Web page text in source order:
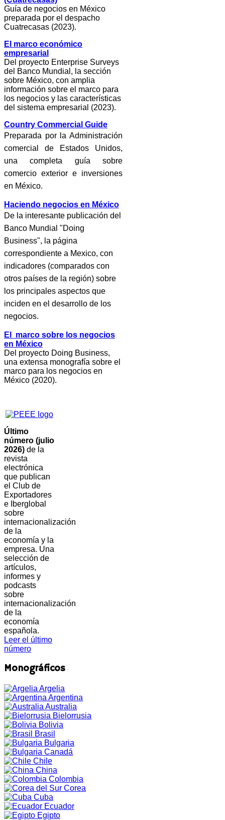
Guía de negocios en México
preparada por el despacho
Cuatrecasas (2023).
El marco económico
empresarial
Del proyecto Enterprise Surveys
del Banco Mundial, la sección
sobre México, con amplia
información sobre el marco para
los negocios y las características
del sistema empresarial (2023).
Country Commercial Guide
Preparada por la Administración
comercial de Estados Unidos,
una completa guía sobre
comercio exterior e inversiones
en México.
Haciendo negocios en México
De la interesante publicación del
Banco Mundial "Doing
Business", la página
correspondiente a Mexico, con
indicadores (comparados con
otros países de la región) sobre
los principales aspectos que
inciden en el desarrollo de los
negocios.
El marco sobre los negocios
en México
Del proyecto Doing Business,
una extensa monografía sobre el
marco para los negocios en
México (2020).
Último
número (julio
2026) de la
revista
electrónica
que publican
el Club de
Exportadores
e Iberglobal
sobre
internacionalización
de la
economía y la
empresa. Una
selección de
artículos,
informes y
podcasts
sobre
internacionalización
de la
economía
española.
Leer el último
número
Monográficos
Argelia
Argentina
Australia
Bielorrusia
Bolivia
Brasil
Bulgaria
Canadá
Chile
China
Colombia
Corea
Cuba
Ecuador
Egipto